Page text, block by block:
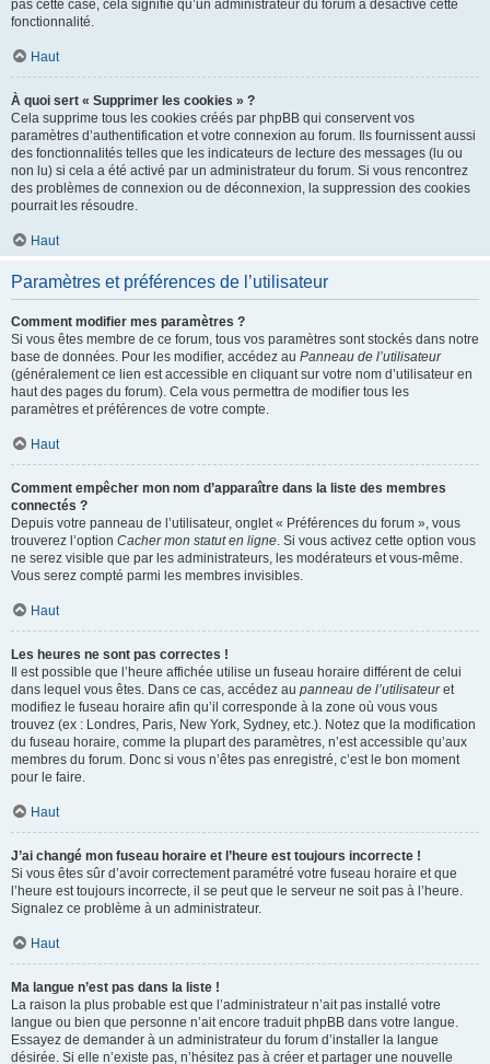
pas cette case, cela signifie qu’un administrateur du forum a désactivé cette
fonctionnalité.
Haut
À quoi sert « Supprimer les cookies » ?
Cela supprime tous les cookies créés par phpBB qui conservent vos
paramètres d’authentification et votre connexion au forum. Ils fournissent aussi
des fonctionnalités telles que les indicateurs de lecture des messages (lu ou
non lu) si cela a été activé par un administrateur du forum. Si vous rencontrez
des problèmes de connexion ou de déconnexion, la suppression des cookies
pourrait les résoudre.
Haut
Paramètres et préférences de l’utilisateur
Comment modifier mes paramètres ?
Si vous êtes membre de ce forum, tous vos paramètres sont stockés dans notre
base de données. Pour les modifier, accédez au Panneau de l’utilisateur
(généralement ce lien est accessible en cliquant sur votre nom d’utilisateur en
haut des pages du forum). Cela vous permettra de modifier tous les
paramètres et préférences de votre compte.
Haut
Comment empêcher mon nom d’apparaître dans la liste des membres
connectés ?
Depuis votre panneau de l’utilisateur, onglet « Préférences du forum », vous
trouverez l’option Cacher mon statut en ligne. Si vous activez cette option vous
ne serez visible que par les administrateurs, les modérateurs et vous-même.
Vous serez compté parmi les membres invisibles.
Haut
Les heures ne sont pas correctes !
Il est possible que l’heure affichée utilise un fuseau horaire différent de celui
dans lequel vous êtes. Dans ce cas, accédez au panneau de l’utilisateuret
modifiez le fuseau horaire afin qu’il corresponde à la zone où vous vous
trouvez (ex : Londres, Paris, New York, Sydney, etc.). Notez que la modification
du fuseau horaire, comme la plupart des paramètres, n’est accessible qu’aux
membres du forum. Donc si vous n’êtes pas enregistré, c’est le bon moment
pour le faire.
Haut
J’ai changé mon fuseau horaire et l’heure est toujours incorrecte !
Si vous êtes sûr d’avoir correctement paramétré votre fuseau horaire et que
l’heure est toujours incorrecte, il se peut que le serveur ne soit pas à l’heure.
Signalez ce problème à un administrateur.
Haut
Ma langue n’est pas dans la liste !
La raison la plus probable est que l’administrateur n’ait pas installé votre
langue ou bien que personne n’ait encore traduit phpBB dans votre langue.
Essayez de demander à un administrateur du forum d’installer la langue
désirée. Si elle n’existe pas, n’hésitez pas à créer et partager une nouvelle